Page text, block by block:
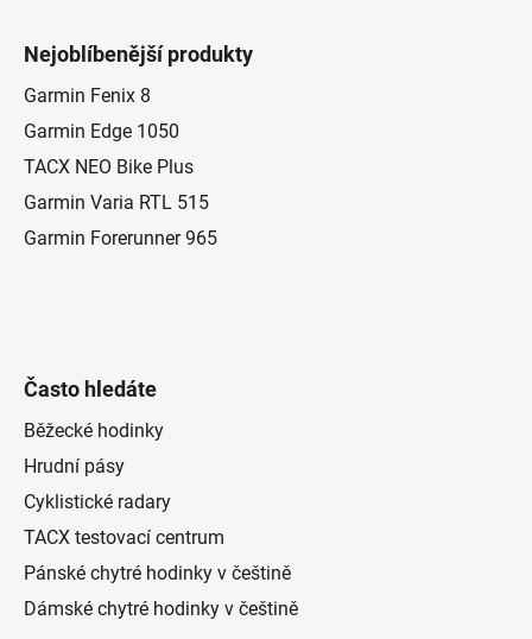
Nejoblíbenější produkty
Garmin Fenix 8
Garmin Edge 1050
TACX NEO Bike Plus
Garmin Varia RTL 515
Garmin Forerunner 965
Často hledáte
Běžecké hodinky
Hrudní pásy
Cyklistické radary
TACX testovací centrum
Pánské chytré hodinky v češtině
Dámské chytré hodinky v češtině